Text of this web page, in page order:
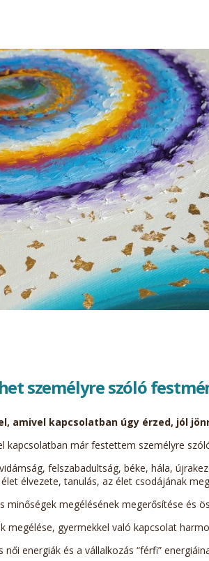
személyre szóló
amivel kapcsolatban úgy érzed, jól
kapcsolatban már festettem személyre
felszabadultság, béke, hála,
élvezete, tanulás, az élet csodájának
minőségek megélésének megerősítése és
megélése, gyermekkel való kapcsolat
női energiák és a vállalkozás “férfi”